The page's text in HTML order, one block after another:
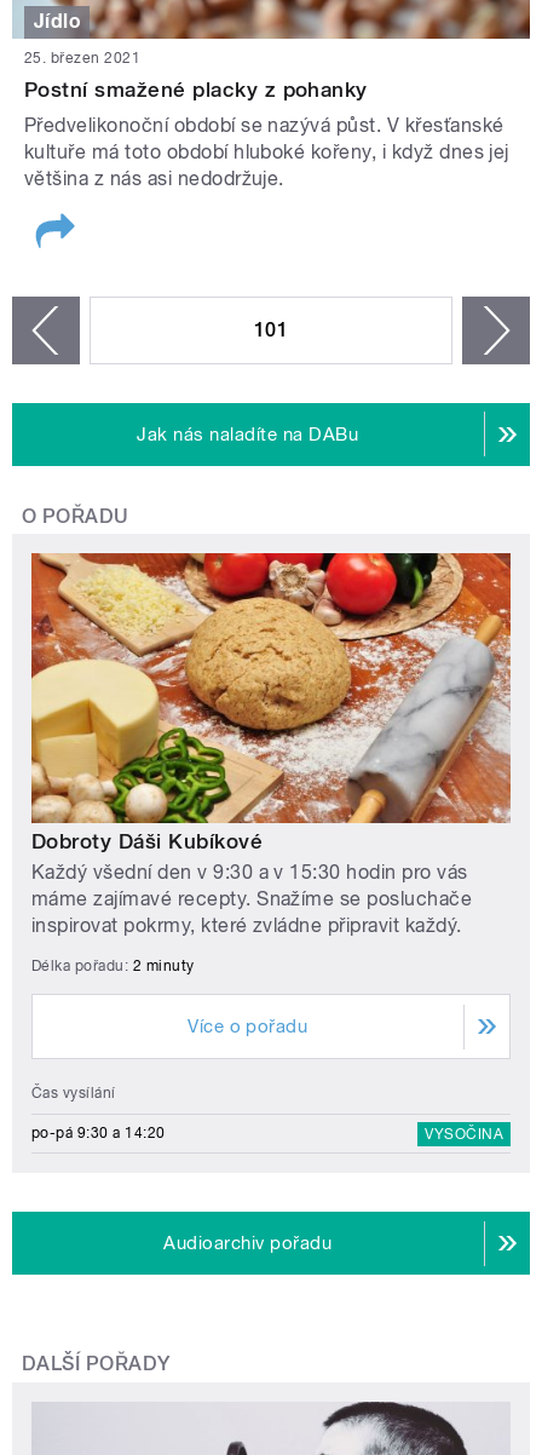
Jídlo
25. březen 2021
Postní smažené placky z pohanky
Předvelikonoční období se nazývá půst. V křesťanské
kultuře má toto období hluboké kořeny, i když dnes jej
většina z nás asi nedodržuje.
101
Jak nás naladíte na DABu
O POŘADU
Dobroty Dáši Kubíkové
Každý všední den v 9:30 a v 15:30 hodin pro vás
máme zajímavé recepty. Snažíme se posluchače
inspirovat pokrmy, které zvládne připravit každý.
Délka pořadu: 2 minuty
Více o pořadu
Čas vysílání
po-pá 9:30 a 14:20 VYSOČINA
Audioarchiv pořadu
DALŠÍ POŘADY